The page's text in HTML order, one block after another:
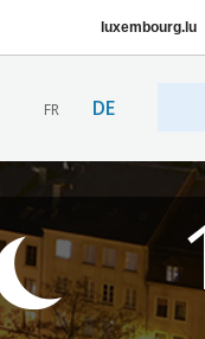
luxembourg.lu
FR DE